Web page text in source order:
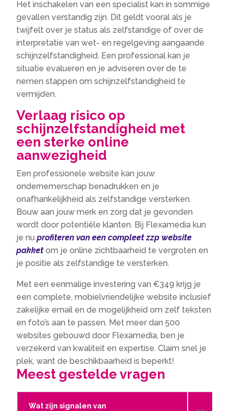
Het inschakelen van een specialist kan in sommige
gevallen verstandig zijn. Dit geldt vooral als je
twijfelt over je status als zelfstandige of over de
interpretatie van wet- en regelgeving aangaande
schijnzelfstandigheid. Een professional kan je
situatie evalueren en je adviseren over de te
nemen stappen om schijnzelfstandigheid te
vermijden.
Verlaag risico op
schijnzelfstandigheid met
een sterke online
aanwezigheid
Een professionele website kan jouw
ondernemerschap benadrukken en je
onafhankelijkheid als zelfstandige versterken.
Bouw aan jouw merk en zorg dat je gevonden
wordt door potentiële klanten. Bij Flexamedia kun
je nuprofiteren van een compleet zzp website
pakket om je online zichtbaarheid te vergroten en
je positie als zelfstandige te versterken.
Met een eenmalige investering van €349 krijg je
een complete, mobielvriendelijke website inclusief
zakelijke email en de mogelijkheid om zelf teksten
en foto’s aan te passen. Met meer dan 500
websites gebouwd door Flexamedia, ben je
verzekerd van kwaliteit en expertise. Claim snel je
plek, want de beschikbaarheid is beperkt!
Meest gestelde vragen
Wat zijn signalen van